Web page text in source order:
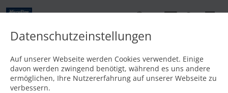
Startseite /Media/News/Technologietag 2025: Innovationen live erleben
Datenschutzeinstellungen
Auf unserer Webseite werden Cookies verwendet. Einige
davon werden zwingend benötigt, während es uns andere
ermöglichen, Ihre Nutzererfahrung auf unserer Webseite zu
verbessern.